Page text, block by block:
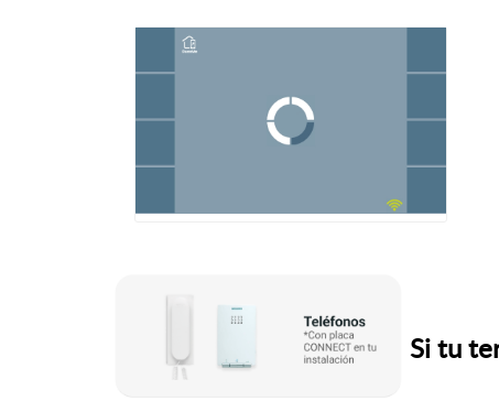
Si tu